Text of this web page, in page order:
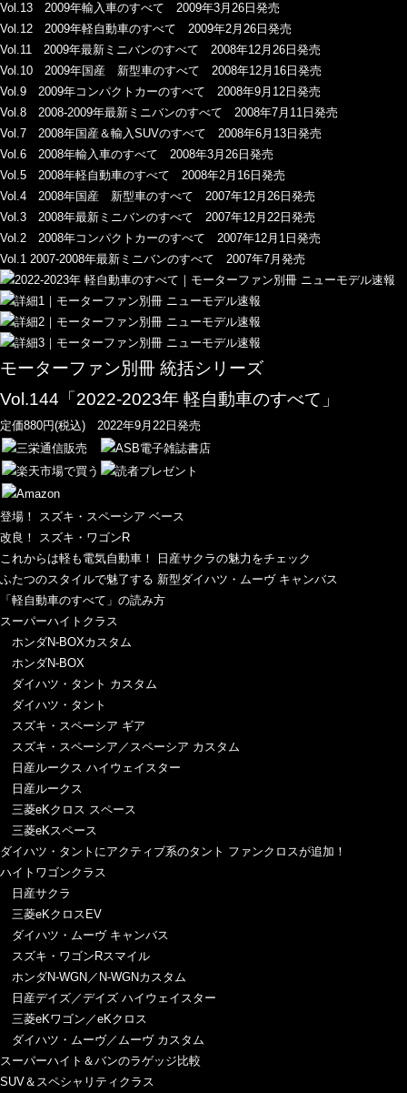
Vol.13 2009年輸入車のすべて 2009年3月26日発売
Vol.12 2009年軽自動車のすべて 2009年2月26日発売
Vol.11 2009年最新ミニバンのすべて 2008年12月26日発売
Vol.10 2009年国産 新型車のすべて 2008年12月16日発売
Vol.9 2009年コンパクトカーのすべて 2008年9月12日発売
Vol.8 2008-2009年最新ミニバンのすべて 2008年7月11日発売
Vol.7 2008年国産＆輸入SUVのすべて 2008年6月13日発売
Vol.6 2008年輸入車のすべて 2008年3月26日発売
Vol.5 2008年軽自動車のすべて 2008年2月16日発売
Vol.4 2008年国産 新型車のすべて 2007年12月26日発売
Vol.3 2008年最新ミニバンのすべて 2007年12月22日発売
Vol.2 2008年コンパクトカーのすべて 2007年12月1日発売
Vol.1 2007-2008年最新ミニバンのすべて 2007年7月発売
モーターファン別冊 統括シリーズ
Vol.144「2022-2023年 軽自動車のすべて」
定価880円(税込) 2022年9月22日発売
登場！ スズキ・スペーシア ベース
改良！ スズキ・ワゴンR
これからは軽も電気自動車！ 日産サクラの魅力をチェック
ふたつのスタイルで魅了する 新型ダイハツ・ムーヴ キャンバス
「軽自動車のすべて」の読み方
スーパーハイトクラス
ホンダN-BOXカスタム
ホンダN-BOX
ダイハツ・タント カスタム
ダイハツ・タント
スズキ・スペーシア ギア
スズキ・スペーシア／スペーシア カスタム
日産ルークス ハイウェイスター
日産ルークス
三菱eKクロス スペース
三菱eKスペース
ダイハツ・タントにアクティブ系のタント ファンクロスが追加！
ハイトワゴンクラス
日産サクラ
三菱eKクロスEV
ダイハツ・ムーヴ キャンバス
スズキ・ワゴンRスマイル
ホンダN-WGN／N-WGNカスタム
日産デイズ／デイズ ハイウェイスター
三菱eKワゴン／eKクロス
ダイハツ・ムーヴ／ムーヴ カスタム
スーパーハイト＆バンのラゲッジ比較
SUV＆スペシャリティクラス